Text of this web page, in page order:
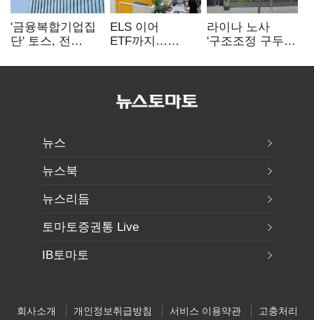
'금융복합기업집
단' 토스, 전
표준화
ELS 이어
ETF까지…
제동 걸린 은행
라이나 노사
'구조조정 구두
뉴스
뉴스북
뉴스리듬
토마토증권통 Live
IB토마토
회사소개 개인정보취급방침 서비스 이용약관
고충처리